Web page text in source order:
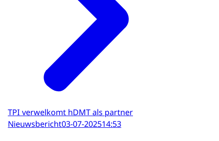
TPI verwelkomt hDMT als partner
Nieuwsbericht03-07-202514:53